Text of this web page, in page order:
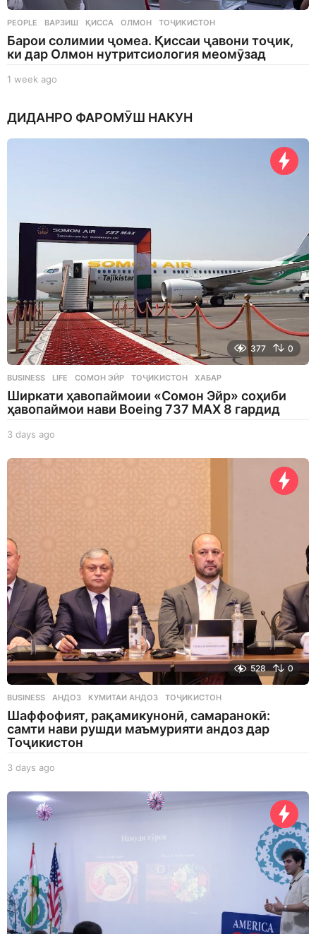
PEOPLE ВАРЗИШ ,ҚИССА ,ОЛМОН ,ТОҶИКИСТОН
Барои солимии ҷомеа. Қиссаи ҷавони тоҷик,
ки дар Олмон нутритсиология меомӯзад
1 week ago
e
ДИДАНРО ФАРОМӮШ НАКУН
377 0
BUSINESS ,LIFE СОМОН ЭЙР ,ТОҶИКИСТОН ,ХАБАР
Ширкати ҳавопаймоии «Сомон Эйр» соҳиби
ҳавопаймои нави Boeing 737 MAX 8 гардид
3 days ago
a
528 0
BUSINESS АНДОЗ ,КУМИТАИ АНДОЗ ,ТОҶИКИСТОН
Шаффофият, рақамикунонӣ, самаранокӣ:
самти нави рушди маъмурияти андоз дар
Тоҷикистон
3 days ago
a
g
o